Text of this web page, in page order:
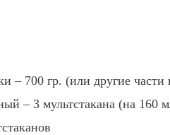
– 700 гр. (или другие
– 3 мультстакана (на 160